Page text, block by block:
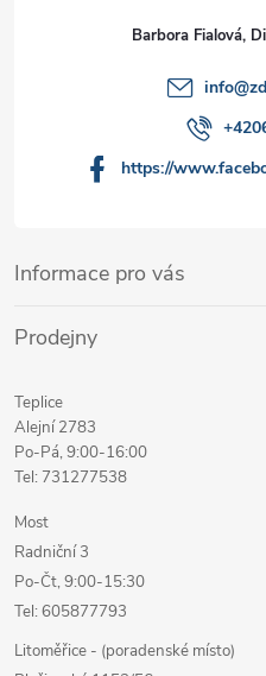
Informace pro vás
Prodejny
Teplice
Alejní 2783
Po-Pá, 9:00-16:00
Tel: 731277538
Most
Radniční 3
Po-Čt, 9:00-15:30
Tel: 605877793
Litoměřice - (poradenské místo)
Barbora Fialová,
info@
https://